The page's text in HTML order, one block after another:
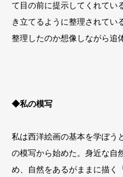
て目の前に提示してくれてい
き立てるように整理されてい
整理したのか想像しながら追
◆私の模写
私は西洋絵画の基本を学ぼう
の模写から始めた。身近な自
め、自然をあるがままに描く